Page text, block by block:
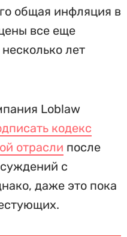
общая инфляция в
все еще
лет
Loblaw
кодекс
отрасли после
с
даже это пока